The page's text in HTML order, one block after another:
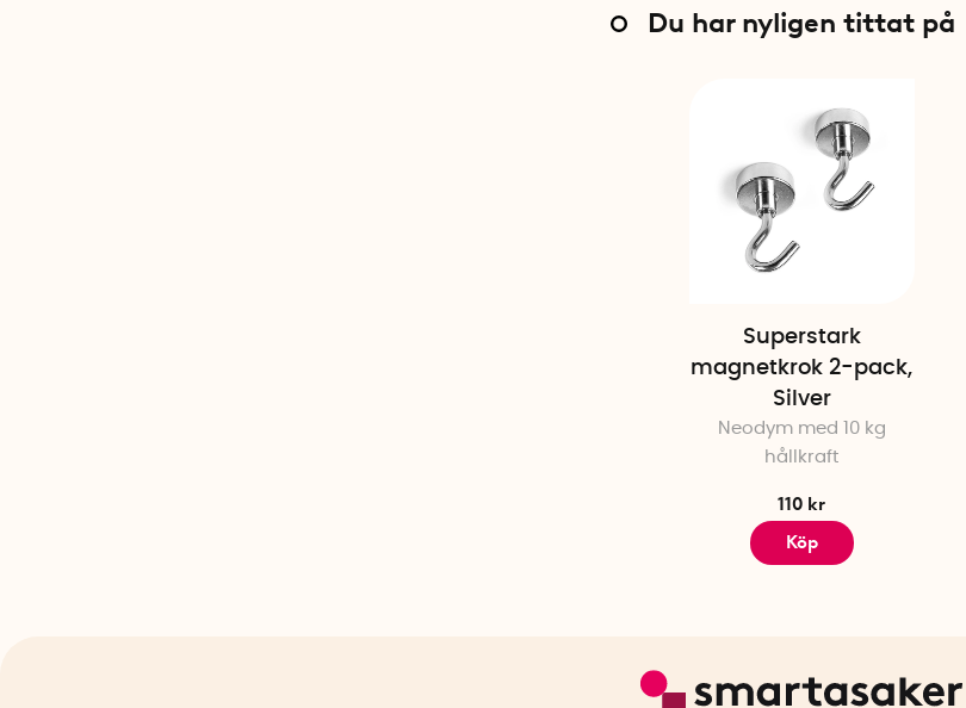
Du har nyligen tittat på
Superstark
magnetkrok 2-pack,
Silver
Neodym med 10 kg
hållkraft
110 kr
Köp